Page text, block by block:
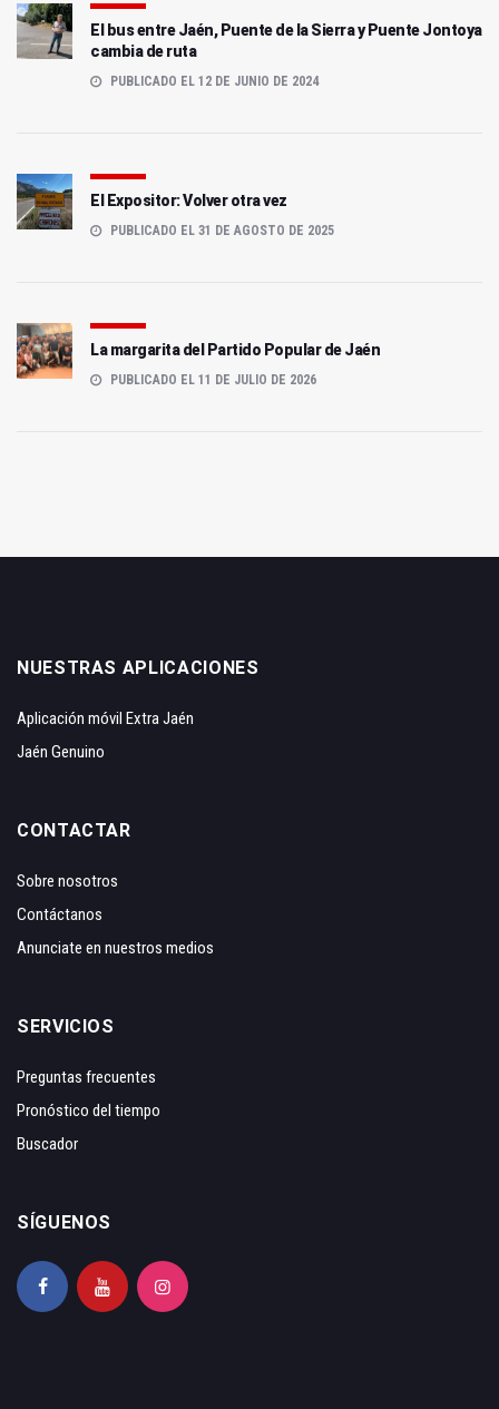
El bus entre Jaén, Puente de la Sierra y Puente Jontoya
cambia de ruta
PUBLICADO EL 12 DE JUNIO DE 2024
El Expositor: Volver otra vez
PUBLICADO EL 31 DE AGOSTO DE 2025
La margarita del Partido Popular de Jaén
PUBLICADO EL 11 DE JULIO DE 2026
NUESTRAS APLICACIONES
Aplicación móvil Extra Jaén
Jaén Genuino
CONTACTAR
Sobre nosotros
Contáctanos
Anunciate en nuestros medios
SERVICIOS
Preguntas frecuentes
Pronóstico del tiempo
Buscador
SÍGUENOS